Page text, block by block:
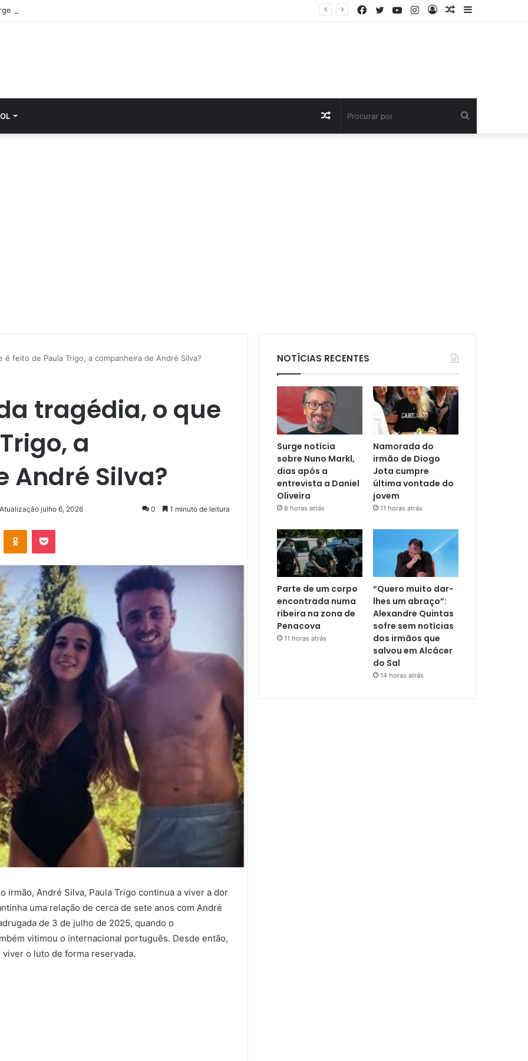
notícia sobre Nuno Markl, dias após a entrevista a Daniel Oliveira
Barra
Artigo
Entrar
Instagram
YouTube
Twitter
Facebook
Artigo
feito de Paula Trigo, a companheira de André Silva?
tragédia, o que
a
André Silva?
julho 6, 2026 0 1 minuto de leitura
OK Pocket
irmão, André Silva, Paula Trigo continua a viver a dor
uma relação de cerca de sete anos com André
de 3 de julho de 2025, quando o
vitimou o internacional português. Desde então,
o luto de forma reservada.
NOTÍCIAS RECENTES
Surge notícia
sobre Nuno Markl,
dias após a
entrevista a Daniel
Oliveira
8 horas atrás
Namorada do
irmão de Diogo
Jota cumpre
última vontade do
jovem
11 horas atrás
Parte de um corpo
encontrada numa
ribeira na zona de
Penacova
11 horas atrás
“Quero muito dar-
lhes um abraço”:
Alexandre Quintas
sofre sem notícias
dos irmãos que
salvou em Alcácer
do Sal
14 horas atrás